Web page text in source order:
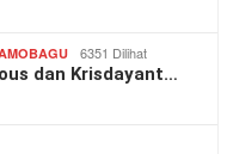
6351 Dilihat
dan Krisdayant…